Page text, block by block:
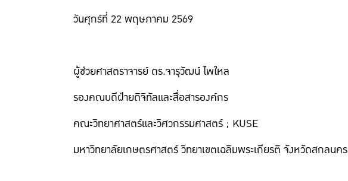
วันศุกร์ที่ 22 พฤษภาคม 2569
ผู้ช่วยศาสตราจารย์ ดร.จารุวัฒน์ ไพใหล
รองคณบดีฝ่ายดิจิทัลและสื่อสารองค์กร
คณะวิทยาศาสตร์และวิศวกรรมศาสตร์ ; KUSE
มหาวิทยาลัยเกษตรศาสตร์ วิทยาเขตเฉลิมพระเกียรติ จังหวัดสกลนคร